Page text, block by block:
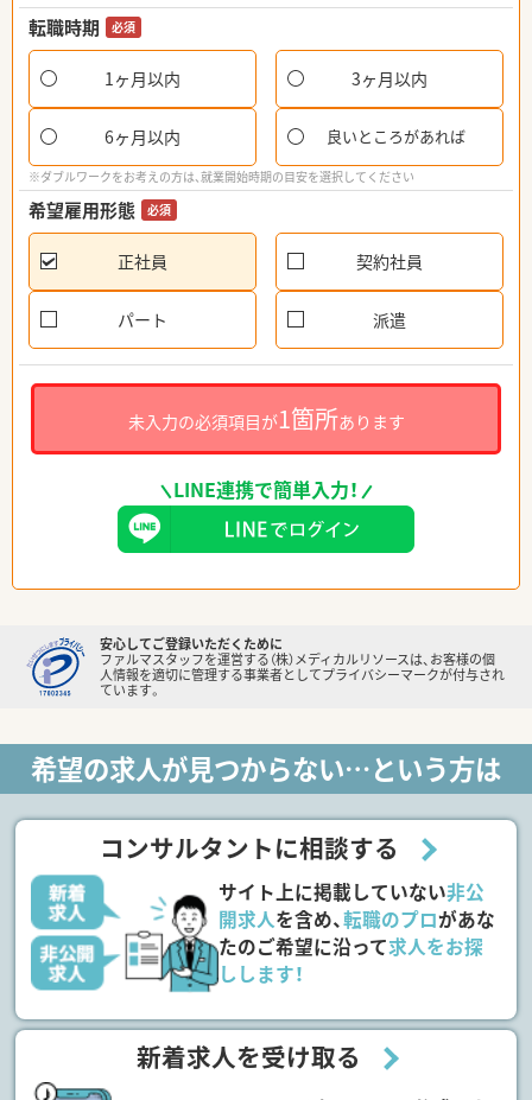
転職時期 必須
1ヶ月以内 3ヶ月以内
6ヶ月以内 良いところがあれば
※ダブルワークをお考えの方は、就業開始時期の目安を選択してください
希望雇用形態 必須
正社員 契約社員
パート 派遣
未入力の必須項目が1箇所あります
LINE連携で簡単入力！
安心してご登録いただくために
ファルマスタッフを運営する（株）メディカルリソースは、お客様の個
人情報を適切に管理する事業者としてプライバシーマークが付与され
ています。
希望の求人が見つからない…という方は
コンサルタントに相談する
サイト上に掲載していない非公
開求人を含め、転職のプロがあな
たのご希望に沿って求人をお探
しします！
新着求人を受け取る